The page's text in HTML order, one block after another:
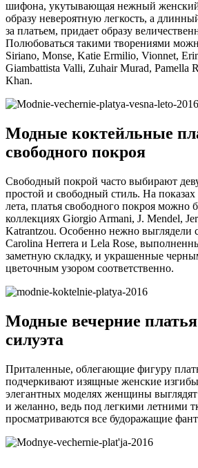
шифона, укутывающая нежный женский
образу невероятную легкость, а
за платьем, придает образу
Полюбоваться такими творениями
Siriano, Monse, Katie Ermilio, Vionnet,
Giambattista Valli, Zuhair Murad, Pamella
Khan.
Модные коктейльные
свободного покроя
Свободный покрой часто выбирают
простой и свободный стиль. На показах
лета, платья свободного покроя можно
коллекциях Giorgio Armani, J. Mendel,
Katrantzou. Особенно нежно выглядели
Carolina Herrera и Lela Rose,
заметную складку, и украшенные
цветочным узором соответственно.
Модные вечерние
силуэта
Приталенные, облегающие фигуру
подчеркивают изящные женские
элегантных моделях женщины
и желанно, ведь под легкими летними
просматриваются все будоражащие